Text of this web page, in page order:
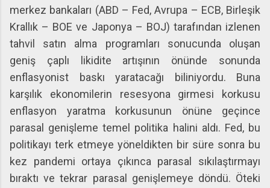
merkez bankaları (ABD – Fed, Avrupa – ECB, Birleşik
Krallık – BOE ve Japonya – BOJ) tarafından izlenen
tahvil satın alma programları sonucunda oluşan
geniş çaplı likidite artışının önünde sonunda
enflasyonist baskı yaratacağı biliniyordu. Buna
karşılık ekonomilerin resesyona girmesi korkusu
enflasyon yaratma korkusunun önüne geçince
parasal genişleme temel politika halini aldı. Fed, bu
politikayı terk etmeye yöneldikten bir süre sonra bu
kez pandemi ortaya çıkınca parasal sıkılaştırmayı
bıraktı ve tekrar parasal genişlemeye döndü. Öteki